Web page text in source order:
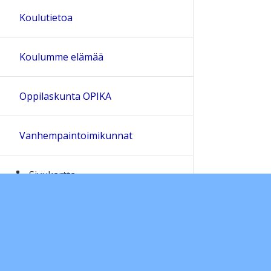
Koulutietoa
Koulumme elämää
Oppilaskunta OPIKA
Vanhempaintoimikunnat
Sivukartta